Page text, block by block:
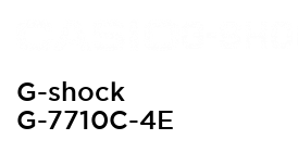
G-shock
G-7710C-4E